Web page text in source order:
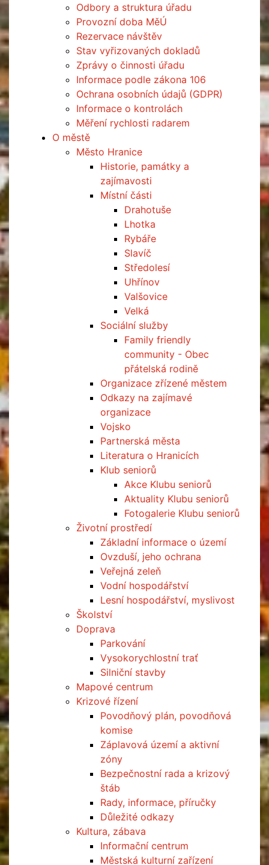
Odbory a struktura úřadu
Provozní doba MěÚ
Rezervace návštěv
Stav vyřizovaných dokladů
Zprávy o činnosti úřadu
Informace podle zákona 106
Ochrana osobních údajů (GDPR)
Informace o kontrolách
Měření rychlosti radarem
O městě
Město Hranice
Historie, památky a
zajímavosti
Místní části
Drahotuše
Lhotka
Rybáře
Slavíč
Středolesí
Uhřínov
Valšovice
Velká
Sociální služby
Family friendly
community - Obec
přátelská rodině
Organizace zřízené městem
Odkazy na zajímavé
organizace
Vojsko
Partnerská města
Literatura o Hranicích
Klub seniorů
Akce Klubu seniorů
Aktuality Klubu seniorů
Fotogalerie Klubu seniorů
Životní prostředí
Základní informace o území
Ovzduší, jeho ochrana
Veřejná zeleň
Vodní hospodářství
Lesní hospodářství, myslivost
Školství
Doprava
Parkování
Vysokorychlostní trať
Silniční stavby
Mapové centrum
Krizové řízení
Povodňový plán, povodňová
komise
Záplavová území a aktivní
zóny
Bezpečnostní rada a krizový
štáb
Rady, informace, příručky
Důležité odkazy
Kultura, zábava
Informační centrum
Městská kulturní zařízení